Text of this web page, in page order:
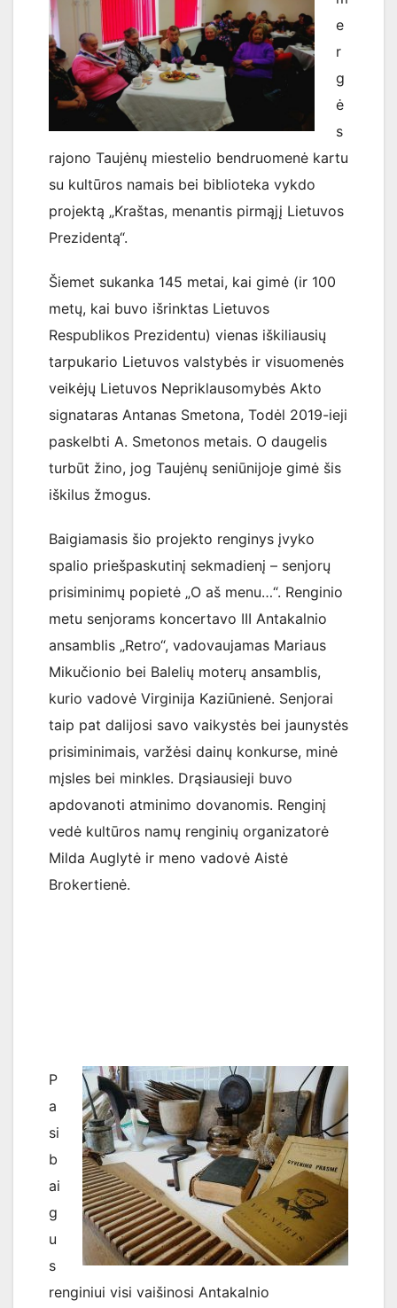
e
r
g
ė
s
rajono Taujėnų miestelio bendruomenė kartu
su kultūros namais bei biblioteka vykdo
projektą „Kraštas, menantis pirmąjį Lietuvos
Prezidentą“.
Šiemet sukanka 145 metai, kai gimė (ir 100
metų, kai buvo išrinktas Lietuvos
Respublikos Prezidentu) vienas iškiliausių
tarpukario Lietuvos valstybės ir visuomenės
veikėjų Lietuvos Nepriklausomybės Akto
signataras Antanas Smetona, Todėl 2019-ieji
paskelbti A. Smetonos metais. O daugelis
turbūt žino, jog Taujėnų seniūnijoje gimė šis
iškilus žmogus.
Baigiamasis šio projekto renginys įvyko
spalio priešpaskutinį sekmadienį – senjorų
prisiminimų popietė „O aš menu…“. Renginio
metu senjorams koncertavo III Antakalnio
ansamblis „Retro“, vadovaujamas Mariaus
Mikučionio bei Balelių moterų ansamblis,
kurio vadovė Virginija Kaziūnienė. Senjorai
taip pat dalijosi savo vaikystės bei jaunystės
prisiminimais, varžėsi dainų konkurse, minė
mįsles bei minkles. Drąsiausieji buvo
apdovanoti atminimo dovanomis. Renginį
vedė kultūros namų renginių organizatorė
Milda Auglytė ir meno vadovė Aistė
Brokertienė.
P
a
si
b
ai
g
u
s
renginiui visi vaišinosi Antakalnio